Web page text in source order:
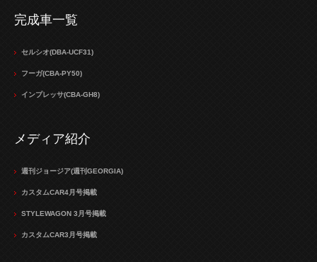
完成車一覧
セルシオ(DBA-UCF31)
フーガ(CBA-PY50)
インプレッサ(CBA-GH8)
メディア紹介
週刊ジョージア(週刊GEORGIA)
カスタムCAR4月号掲載
STYLEWAGON 3月号掲載
カスタムCAR3月号掲載